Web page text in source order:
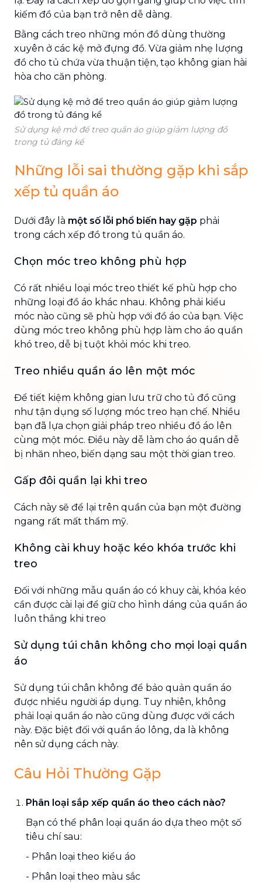
kiếm đồ của bạn trở nên dễ dàng.
Bằng cách treo những món đồ dùng thường
xuyên ở các kệ mở đựng đồ. Vừa giảm nhẹ lượng
đồ cho tủ chứa vừa thuận tiện, tạo không gian hài
hòa cho căn phòng.
Sử dụng kệ mở để treo quần áo giúp giảm lượng đồ
trong tủ đáng kể
Những lỗi sai thường gặp khi sắp
xếp tủ quần áo
Dưới đây là một số lỗi phổ biến hay gặp phải
trong cách xếp đồ trong tủ quần áo.
Chọn móc treo không phù hợp
Có rất nhiều loại móc treo thiết kế phù hợp cho
những loại đồ áo khác nhau. Không phải kiểu
móc nào cũng sẽ phù hợp với đồ áo của bạn. Việc
dùng móc treo không phù hợp làm cho áo quần
khó treo, dễ bị tuột khỏi móc khi treo.
Treo nhiều quần áo lên một móc
Để tiết kiệm không gian lưu trữ cho tủ đồ cũng
như tận dụng số lượng móc treo hạn chế. Nhiều
bạn đã lựa chọn giải pháp treo nhiều đồ áo lên
cùng một móc. Điều này dễ làm cho áo quần dễ
bị nhăn nheo, biến dạng sau một thời gian treo.
Gấp đôi quần lại khi treo
Cách này sẽ để lại trên quần của bạn một đường
ngang rất mất thẩm mỹ.
Không cài khuy hoặc kéo khóa trước khi
treo
Đối với những mẫu quần áo có khuy cài, khóa kéo
cần được cài lại để giữ cho hình dáng của quần áo
luôn thẳng khi treo
Sử dụng túi chân không cho mọi loại quần
áo
Sử dụng túi chân không để bảo quản quần áo
được nhiều người áp dụng. Tuy nhiên, không
phải loại quần áo nào cũng dùng được với cách
này. Đặc biệt đối với quần áo lông, da là không
nên sử dụng cách này.
Câu Hỏi Thường Gặp
Phân loại sắp xếp quần áo theo cách nào?
Bạn có thể phân loại quần áo dựa theo một số
tiêu chí sau:
- Phân loại theo kiểu áo
- Phân loại theo màu sắc